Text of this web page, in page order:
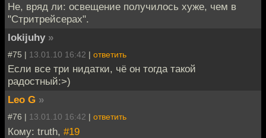
Не, вряд ли: освещение получилось хуже, чем в
"Стритрейсерах".
lokijuhy »
#75 | 13.01.10 16:42 | ответить
Если все три нидатки, чё он тогда такой
радостный:>)
Leo G »
#76 | 13.01.10 16:42 | ответить
Кому: truth, #19